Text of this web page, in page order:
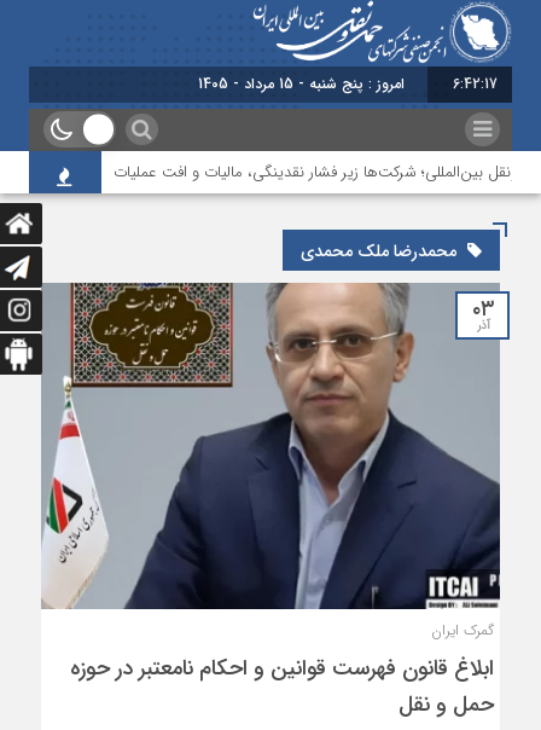
6:42:18 امروز : پنج شنبه - 15 مرداد - 1405
بین‌المللی؛ شرکت‌ها زیر فشار نقدینگی، مالیات و افت عملیات بررسی
محمدرضا ملک محمدی
۰۳
آذر
گمرک ایران
ابلاغ قانون فهرست قوانین و احکام نامعتبر در حوزه
حمل و نقل